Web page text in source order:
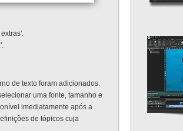
de texto foram adicionados.
uma fonte, tamanho e
imediatamente após a
de tópicos cuja